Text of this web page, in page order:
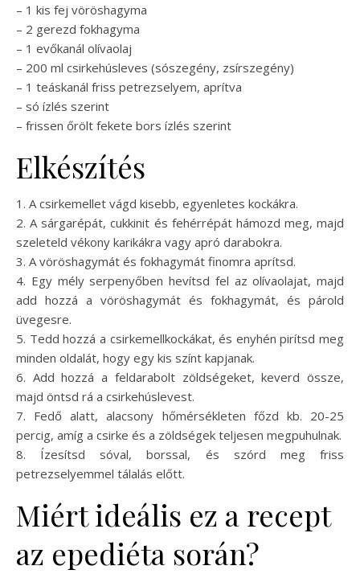
– 1 kis fej vöröshagyma
– 2 gerezd fokhagyma
– 1 evőkanál olívaolaj
– 200 ml csirkehúsleves (sószegény, zsírszegény)
– 1 teáskanál friss petrezselyem, aprítva
– só ízlés szerint
– frissen őrölt fekete bors ízlés szerint
Elkészítés
1. A csirkemellet vágd kisebb, egyenletes kockákra.
2. A sárgarépát, cukkinit és fehérrépát hámozd meg, majd
szeleteld vékony karikákra vagy apró darabokra.
3. A vöröshagymát és fokhagymát finomra aprítsd.
4. Egy mély serpenyőben hevítsd fel az olívaolajat, majd
add hozzá a vöröshagymát és fokhagymát, és párold
üvegesre.
5. Tedd hozzá a csirkemellkockákat, és enyhén pirítsd meg
minden oldalát, hogy egy kis színt kapjanak.
6. Add hozzá a feldarabolt zöldségeket, keverd össze,
majd öntsd rá a csirkehúslevest.
7. Fedő alatt, alacsony hőmérsékleten főzd kb. 20-25
percig, amíg a csirke és a zöldségek teljesen megpuhulnak.
8. Ízesítsd sóval, borssal, és szórd meg friss
petrezselyemmel tálalás előtt.
Miért ideális ez a recept
az epediéta során?